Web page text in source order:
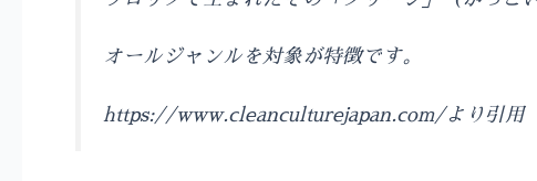
オールジャンルを対象が特徴です。
https://www.cleanculturejapan.com/より引用